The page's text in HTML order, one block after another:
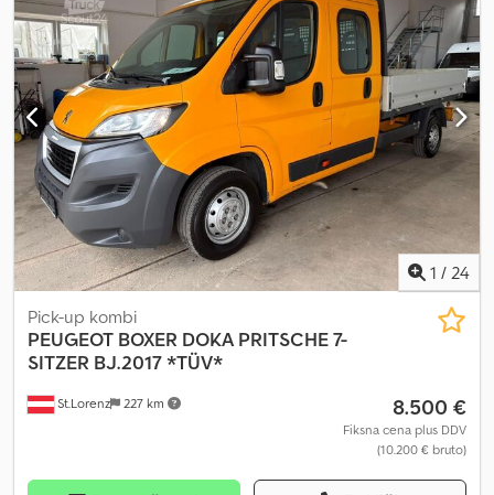
zaklepanje, * PEUGEOT BOXER DOKA, tovornjak z odprto tovorno
ploščjo * 7 sedežev, 1. lastnik * EG – 2148 kg * NTZ – 1277 kg * GG –
3500 kg * Medosna razdalja – 4035 mm * Notranja številka: 8 *
Tehnični pregled veljaven do: 01-2027 * Vse informacije so
podane brez jamstva za natančnost * Pridržana možnost napak in
predčasne prodaje Dcsdpfx Agszn Ex Somok * CENA, NETO
1 / 24
St.Lorenz 227 km
Pick-up kombi
PEUGEOT BOXER DOKA PRITSCHE 7-
SITZER BJ.2017 *TÜV*
8.500 €
Fiksna cena plus DDV
(10.200 € bruto)